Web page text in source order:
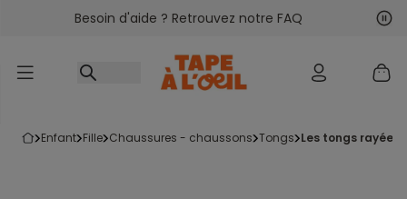
Accéder au contenu
Besoin d'aide ? Retrouvez notre FAQ
enfant fille chaussures - chaussons tongs les tongs